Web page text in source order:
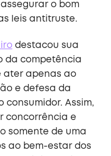
o bom
leis antitruste.
destacou sua
da competência
ater apenas ao
e defesa da
Assim,
concorrência e
somente de uma
ao bem-estar dos